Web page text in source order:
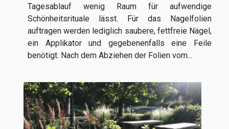
Tagesablauf wenig Raum für aufwendige
Schönheitsrituale lässt. Für das Nagelfolien
auftragen werden lediglich saubere, fettfreie Nägel,
ein Applikator und gegebenenfalls eine Feile
benötigt. Nach dem Abziehen der Folien vom...